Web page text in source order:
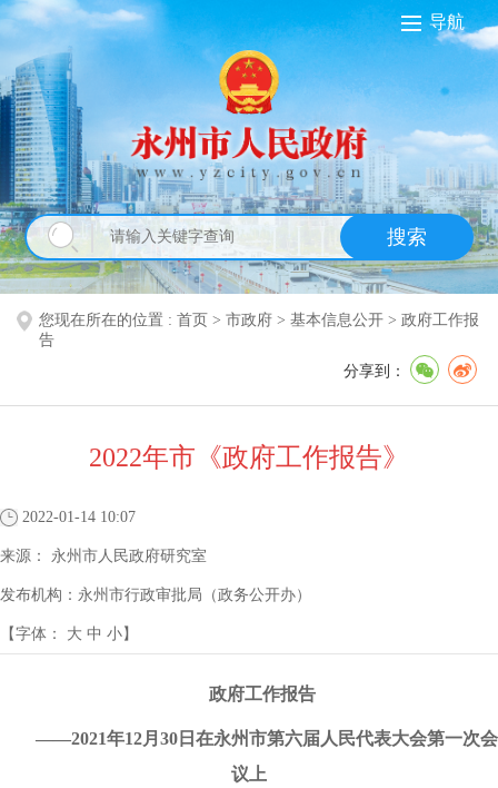
导航
搜索
您现在所在的位置 : 首页 > 市政府 > 基本信息公开 > 政府工作报
告
分享到：
2022年市《政府工作报告》
2022-01-14 10:07
来源： 永州市人民政府研究室
发布机构： 永州市行政审批局（政务公开办）
【字体： 大 中 小】
政府工作报告
——2021年12月30日在永州市第六届人民代表大会第一次会
议上